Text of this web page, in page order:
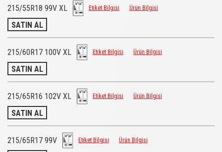
215/55R18 99V XL Etiket Bilgisi Ürün Bilgisi
SATIN AL
215/60R17 100V XL Etiket Bilgisi Ürün Bilgisi
SATIN AL
215/65R16 102V XL Etiket Bilgisi Ürün Bilgisi
SATIN AL
215/65R17 99V Etiket Bilgisi Ürün Bilgisi